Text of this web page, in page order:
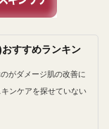
すすめランキン
がダメージ肌の改善に
ンケアを探せていない